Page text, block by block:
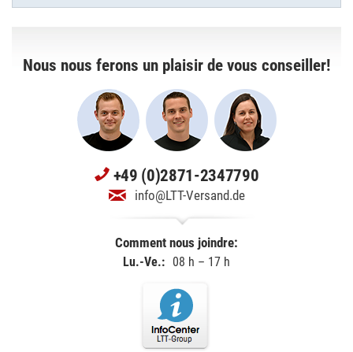
Nous nous ferons un plaisir de vous conseiller!
+49 (0)2871-2347790
info@LTT-Versand.de
Comment nous joindre:
Lu.-Ve.: 08 h – 17 h